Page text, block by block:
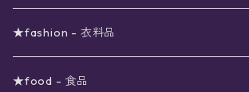
〜4000円
〜5000円
ギフトボックス
ノート
メイクアップ
ネイルカラー
ポーチ
ピアス
星
イヤリング
★fashion - 衣料品
ワンピース
★food - 食品